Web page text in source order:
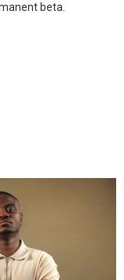
beta.